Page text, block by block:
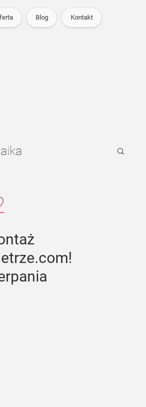
Blog Kontakt